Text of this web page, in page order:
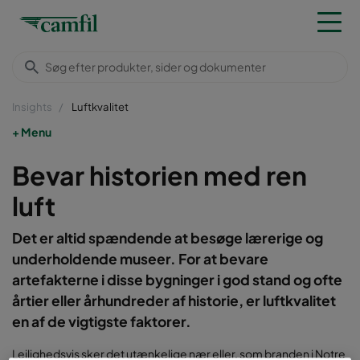
Insights Luftkvalitet
Menu
Bevar historien med ren
luft
Det er altid spændende at besøge lærerige og
underholdende museer. For at bevare
artefakterne i disse bygninger i god stand og ofte
årtier eller århundreder af historie, er luftkvalitet
en af de vigtigste faktorer.
Lejlighedsvis sker det utænkelige nær eller, som branden i Notre